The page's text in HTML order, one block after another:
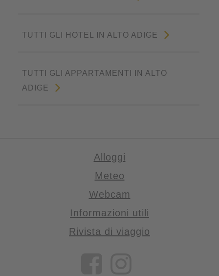
TUTTI GLI HOTEL IN ALTO ADIGE
TUTTI GLI APPARTAMENTI IN ALTO
ADIGE
Alloggi
Meteo
Webcam
Informazioni utili
Rivista di viaggio